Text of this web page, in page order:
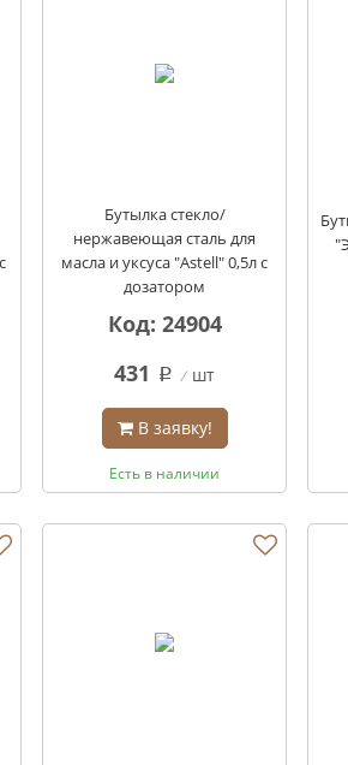
Бутылка стекло/
нержавеющая сталь для
масла и уксуса "Astell" 0,5л с
дозатором
Код: 24904
431
q шт
В заявку!
Есть в наличии